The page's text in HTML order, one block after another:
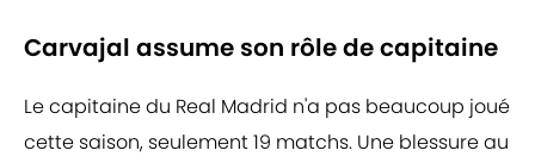
Carvajal assume son rôle de capitaine
Le capitaine du Real Madrid n'a pas beaucoup joué
cette saison, seulement 19 matchs. Une blessure au